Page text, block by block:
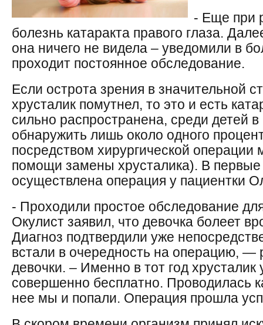
- Еще при
болезнь катаракта правого глаза.
она ничего не видела – уведомили в
проходит постоянное обследование.
Если острота зрения в значительной
хрусталик помутнел, то это и есть
сильно распространена, среди детей
обнаружить лишь около одного
посредством хирургической операции
помощи замены хрусталика). В
осуществлена операция у пациентки
- Проходили простое обследование
Окулист заявил, что девочка болеет
Диагноз подтвердили уже
встали в очередность на операцию, —
девочки. – Именно в тот год хрусталик
совершенно бесплатно. Проводилась
нее мы и попали. Операция прошла